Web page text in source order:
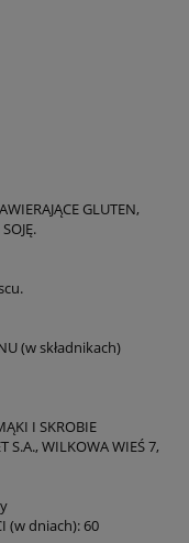
GLUTEN,
(w składnikach)
I SKROBIE
S.A., WILKOWA WIEŚ 7,
(w dniach): 60